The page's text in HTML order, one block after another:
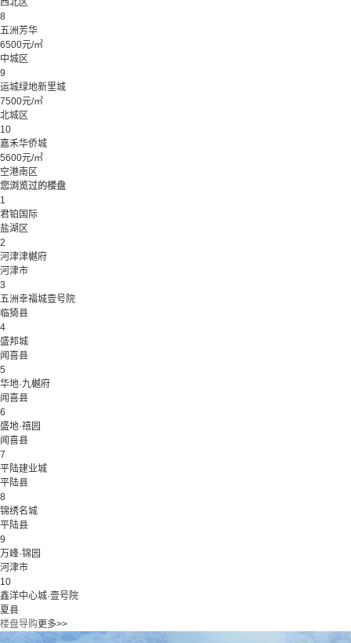
西北区
8
五洲芳华
6500元/㎡
中城区
9
运城绿地新里城
7500元/㎡
北城区
10
嘉禾华侨城
5600元/㎡
空港南区
您浏览过的楼盘
1
君铂国际
盐湖区
2
河津津樾府
河津市
3
五洲幸福城壹号院
临猗县
4
盛邦城
闻喜县
5
华地·九樾府
闻喜县
6
盛地·禧园
闻喜县
7
平陆建业城
平陆县
8
锦绣名城
平陆县
9
万峰·锦园
河津市
10
鑫洋中心城·壹号院
夏县
楼盘导购更多>>